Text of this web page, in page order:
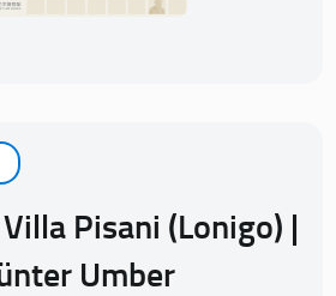
Pisani (Lonigo) |
Umber